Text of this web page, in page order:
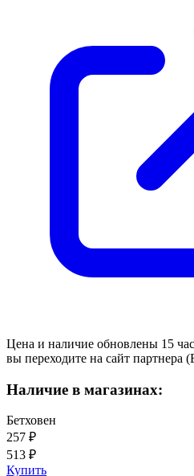
Цена и наличие обновлены 15
вы переходите на сайт партнера
Наличие в магазинах:
Бетховен
257 ₽
513 ₽
Купить